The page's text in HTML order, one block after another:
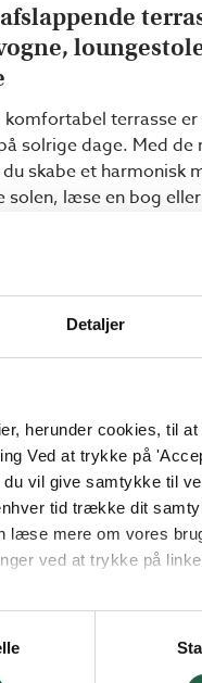
Detaljer
herunder cookies, til
Ved at trykke på
vil give samtykke til
tid trække dit
læse mere om vores
ved at trykke på
personlige
komfortabel terrasse
solrige dage. Med de
skabe et harmonisk
solen, læse en bog